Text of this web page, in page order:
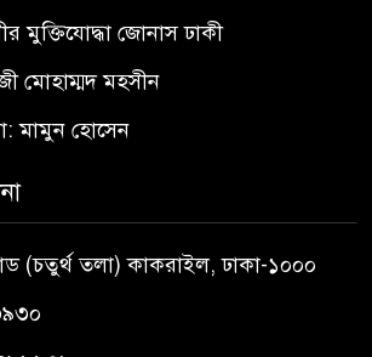
মুক্তিযোদ্ধা জোনাস ঢাকী
মোহাম্মদ মহসীন
মামুন হোসেন
(চতুর্থ তলা) কাকরাইল, ঢাকা-১০০০